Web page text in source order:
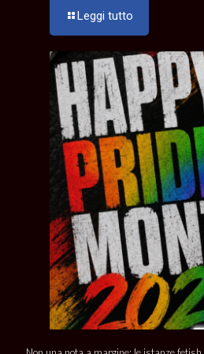
Leggi tutto